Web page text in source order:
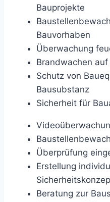
Bauprojekte
Bauvorhaben
Überwachung
Brandwachen
Schutz von
Bausubstanz
Sicherheit für
Überprüfung
Erstellung
Beratung zur